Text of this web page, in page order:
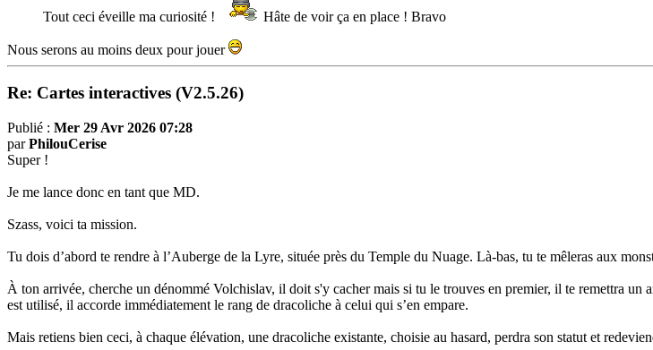
Tout ceci éveille ma curiosité ! Hâte de voir ça en place ! Bravo
Nous serons au moins deux pour jouer
Re: Cartes interactives (V2.5.26)
Publié : Mer 29 Avr 2026 07:28
parPhilouCerise
Super !
Je me lance donc en tant que MD.
Szass, voici ta mission.
Tu dois d’abord te rendre à l’Auberge de la Lyre, située près du Temple du Nuage. Là-bas, tu te mêleras aux
À ton arrivée, cherche un dénommé Volchislav, il doit s'y cacher mais si tu le trouves en premier, il te remettra
est utilisé, il accorde immédiatement le rang de dracoliche à celui qui s’en empare.
Mais retiens bien ceci, à chaque élévation, une dracoliche existante, choisie au hasard, perdra son statut et